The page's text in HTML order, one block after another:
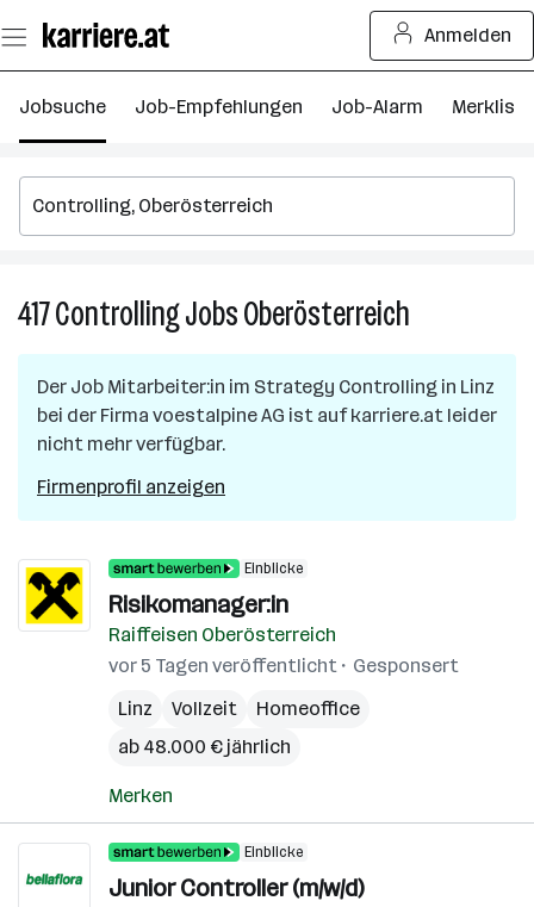
Seiteninhalt
springen
Anmelden
Jobsuche Job-Empfehlungen Job-Alarm Merkliste
417ControllingJobsOberösterreich
in
Der Job Mitarbeiter:in im Strategy Controlling in Linz
bei der Firma voestalpine AG ist auf karriere.at leider
nicht mehr verfügbar.
Firmenprofil anzeigen
Einblicke
Risikomanager:in
Raiffeisen Oberösterreich
vor 5 Tagen veröffentlicht
Gesponsert
Linz
Vollzeit
Homeoffice
ab 48.000 € jährlich
Merken
Einblicke
Junior Controller (m/w/d)